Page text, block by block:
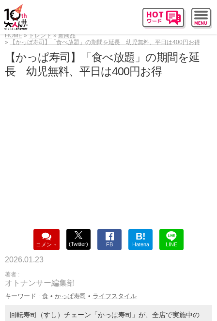
HOME トレンド
新商品
【かっぱ寿司】「食べ放題」の期間を延長 幼児無料、平日は400円お得
【かっぱ寿司】「食べ放題」の期間を延
長 幼児無料、平日は400円お得
コメント (Twitter) FB
B!
Hatena LINE
2026.01.23
著者 :
オトナンサー編集部
キーワード : 食 • かっぱ寿司 • ライフスタイル
回転寿司（すし）チェーン「かっぱ寿司」が、全店で実施中の